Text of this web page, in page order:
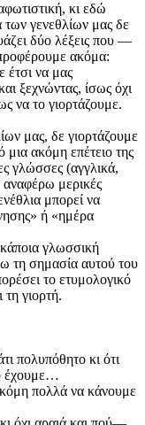
κι εδώ
των γενεθλίων μας δε
δύο λέξεις που —
ακόμα:
έτσι να μας
ξεχνώντας, ίσως όχι
να το γιορτάζουμε.
μας, δε γιορτάζουμε
μια ακόμη επέτειο της
γλώσσες (αγγλικά,
αναφέρω μερικές
μπορεί να
ή «ημέρα
γλωσσική
τη σημασία αυτού του
το ετυμολογικό
γιορτή.
πολυπόθητο κι ότι
έχουμε…
πολλά να κάνουμε